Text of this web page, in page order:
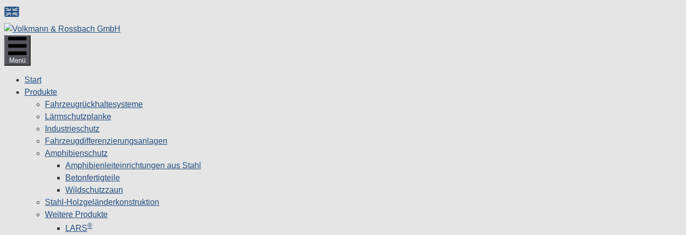
Zum
Inhalt
springen
Menü
Start
Produkte
Fahrzeugrückhaltesysteme
Lärmschutzplanke
Industrieschutz
Fahrzeug­differenzierungsanlagen
Amphibienschutz
Amphibienleiteinrichtungen aus Stahl
Betonfertigteile
Wildschutzzaun
Stahl-Holzgeländerkonstruktion
Weitere Produkte
LARS®